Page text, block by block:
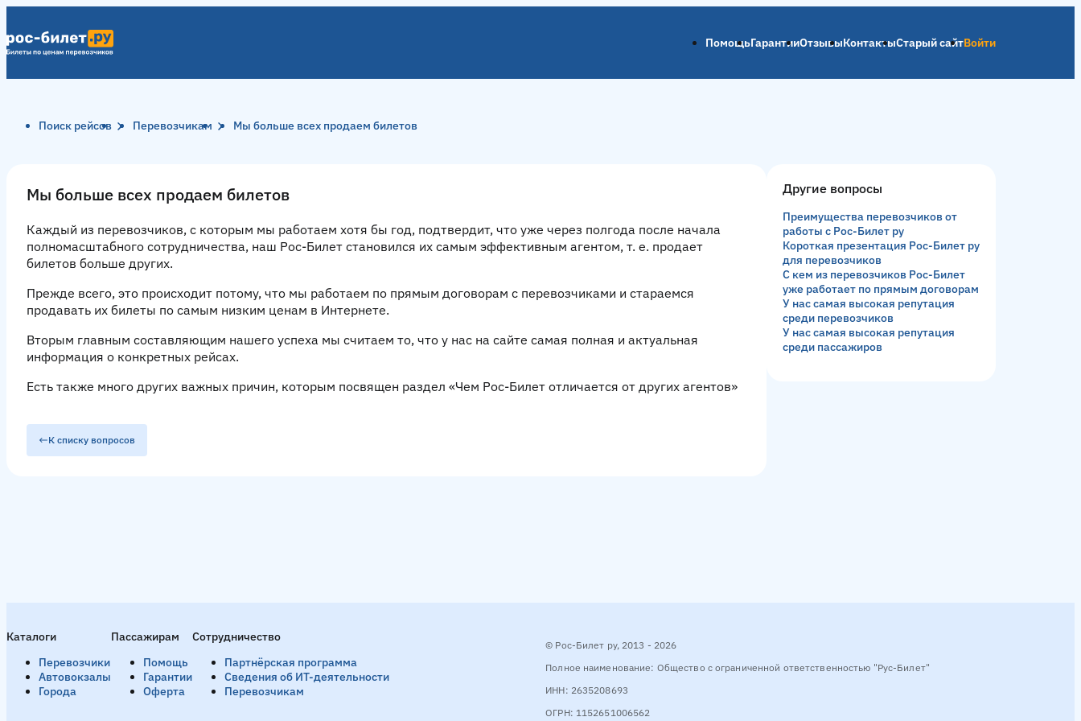
ПомощьГарантииОтзывыКонтактыСтарый сайтВойти
Поиск рейсов Перевозчикам Мы больше всех продаем билетов
Мы больше всех продаем билетов
Каждый из перевозчиков, с которым мы работаем хотя бы год, подтвердит, что уже через полгода после начала
полномасштабного сотрудничества, наш Рос-Билет становился их самым эффективным агентом, т. е. продает
билетов больше других.
Прежде всего, это происходит потому, что мы работаем по прямым договорам с перевозчиками и стараемся
продавать их билеты по самым низким ценам в Интернете.
Вторым главным составляющим нашего успеха мы считаем то, что у нас на сайте самая полная и актуальная
информация о конкретных рейсах.
Есть также много других важных причин, которым посвящен раздел «Чем Рос-Билет отличается от других агентов»
К списку вопросов
Другие вопросы
Преимущества перевозчиков от
работы с Рос-Билет ру
Короткая презентация Рос-Билет ру
для перевозчиков
С кем из перевозчиков Рос-Билет
уже работает по прямым договорам
У нас самая высокая репутация
среди перевозчиков
У нас самая высокая репутация
среди пассажиров
Каталоги
Перевозчики
Автовокзалы
Города
Пассажирам
Помощь
Гарантии
Оферта
Сотрудничество
Партнёрская программа
Сведения об ИТ-деятельности
Перевозчикам
© Рос-Билет ру, 2013 - 2026
Полное наименование: Общество с ограниченной ответственностью "Рус-Билет"
ИНН: 2635208693
ОГРН: 1152651006562